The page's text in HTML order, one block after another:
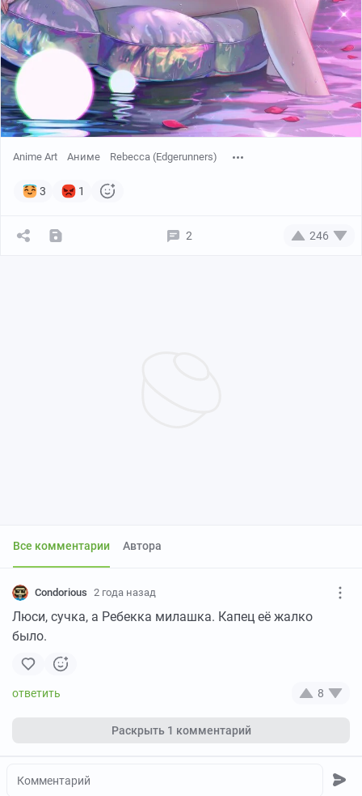
Anime Art Аниме Rebecca (Edgerunners)
3 1
2 246
Все комментарии Автора
Condorious 2 года назад
Люси, сучка, а Ребекка милашка. Капец её жалко
было.
8
Раскрыть 1 комментарий